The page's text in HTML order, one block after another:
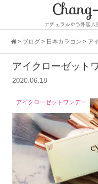
> ブログ > 日本カラコン > ア
トワンデー / ほっぺ
アイクローゼット
2020.06.18
アイクローゼットワンデー